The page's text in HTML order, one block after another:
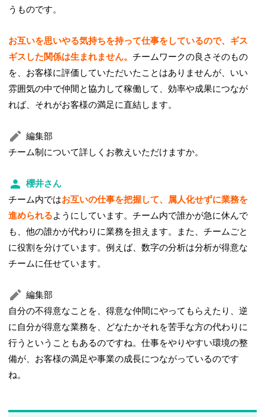
うものです。
お互いを思いやる気持ちを持って仕事をしているので、ギス
ギスした関係は生まれません。チームワークの良さそのもの
を、お客様に評価していただいたことはありませんが、いい
雰囲気の中で仲間と協力して稼働して、効率や成果につなが
れば、それがお客様の満足に直結します。
編集部
チーム制について詳しくお教えいただけますか。
櫻井さん
チーム内ではお互いの仕事を把握して、属人化せずに業務を
進められるようにしています。チーム内で誰かが急に休んで
も、他の誰かが代わりに業務を担えます。また、チームごと
に役割を分けています。例えば、数字の分析は分析が得意な
チームに任せています。
編集部
自分の不得意なことを、得意な仲間にやってもらえたり、逆
に自分が得意な業務を、どなたかそれを苦手な方の代わりに
行うということもあるのですね。仕事をやりやすい環境の整
備が、お客様の満足や事業の成長につながっているのです
ね。